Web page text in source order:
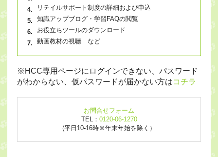
リテイルサポート制度の詳細および申込
知識アップブログ・学習FAQの閲覧
お役立ちツールのダウンロード
動画教材の視聴 など
※HCC専用ページにログインできない、パスワード
がわからない、仮パスワードが届かない方はコチラ
お問合せフォーム
TEL： 0120-06-1270
(平日10-16時※年末年始を除く）